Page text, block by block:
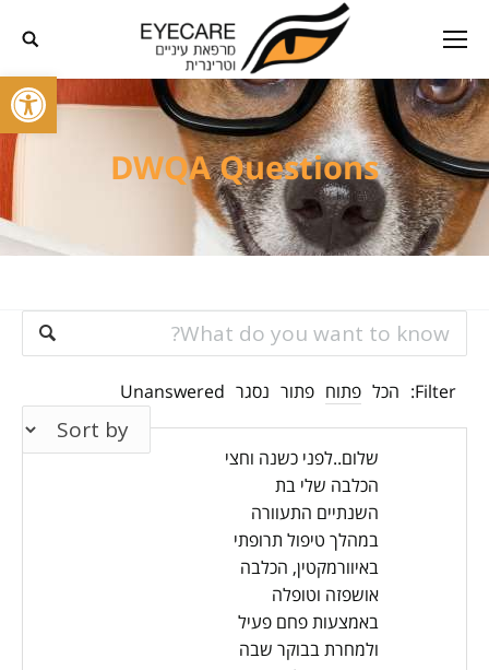
פתח
DWQA Questions
Filter: הכל פתוח פתור נסגר Unanswered
שלום..לפני כשנה וחצי
הכלבה שלי בת
השנתיים התעוורה
במהלך טיפול תרופתי
באיוורמקטין, הכלבה
אושפזה וטופלה
באמצעות פחם פעיל
ולמחרת בבוקר שבה